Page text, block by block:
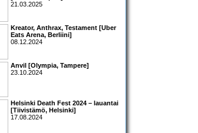
21.03.2025
Kreator, Anthrax, Testament [Uber
Eats Arena, Berliini]
08.12.2024
Anvil [Olympia, Tampere]
23.10.2024
Helsinki Death Fest 2024 – lauantai
[Tiivistämö, Helsinki]
17.08.2024